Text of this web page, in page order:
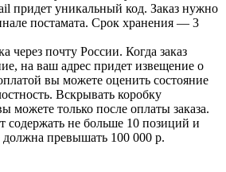
придет уникальный код. Заказ нужно
постамата. Срок хранения — 3
через почту России. Когда заказ
на ваш адрес придет извещение о
вы можете оценить состояние
Вскрывать коробку
можете только после оплаты заказа.
содержать не больше 10 позиций и
должна превышать 100 000 р.